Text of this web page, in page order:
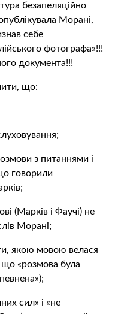
безапеляційно
Морані,
себе
фотографа»!!!
документа!!!
що:
з питаннями і
говорили
(Марків і Фаучі) не
Морані;
якою мовою велася
«розмова була
сил» і «не